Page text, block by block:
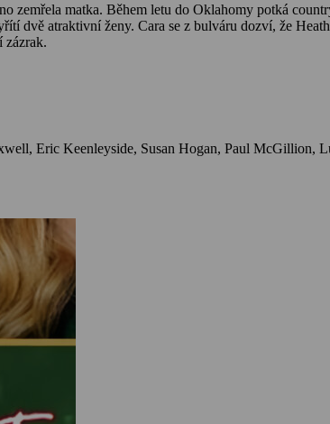
zemřela matka. Během letu do Oklahomy potká
dvě atraktivní ženy. Cara se z bulváru dozví, že
zázrak.